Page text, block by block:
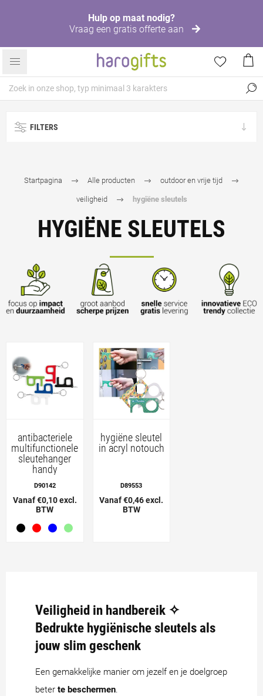
Hulp op maat nodig?
Vraag een gratis offerte aan
FILTERS
Startpagina Alle producten outdoor en vrije tijd
veiligheid hygiëne sleutels
HYGIËNE SLEUTELS
antibacteriele
multifunctionele
sleutehanger
handy
D90142
Vanaf €0,10 excl.
BTW
hygiëne sleutel
in acryl notouch
D89553
Vanaf €0,46 excl.
BTW
Veiligheid in handbereik ✧
Bedrukte hygiënische sleutels als
jouw slim geschenk
Een gemakkelijke manier om jezelf en je doelgroep
beter te beschermen.